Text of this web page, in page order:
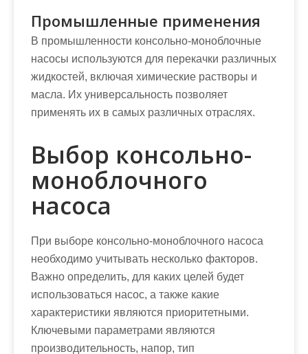
Промышленные применения
В промышленности консольно-моноблочные
насосы используются для перекачки различных
жидкостей, включая химические растворы и
масла. Их универсальность позволяет
применять их в самых различных отраслях.
Выбор консольно-
моноблочного
насоса
При выборе консольно-моноблочного насоса
необходимо учитывать несколько факторов.
Важно определить, для каких целей будет
использоваться насос, а также какие
характеристики являются приоритетными.
Ключевыми параметрами являются
производительность, напор, тип